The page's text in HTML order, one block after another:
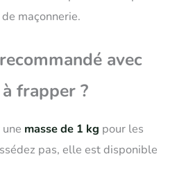
maçonnerie.
avec
frapper ?
masse de 1 kg pour les
pas, elle est disponible